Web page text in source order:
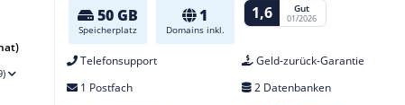
50 GB
Speicherplatz
1
Domains inkl.
1,6 Gut
01/2026
Telefonsupport
Geld-zurück-Garantie
1 Postfach
2 Datenbanken